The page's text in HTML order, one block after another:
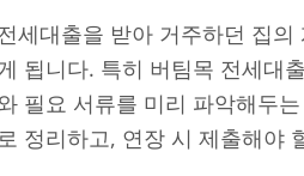
세대출을 받아 거주하던 집
됩니다. 특히 버팀목 전세대
필요 서류를 미리 파악해두
로 정리하고, 연장 시 제출해야